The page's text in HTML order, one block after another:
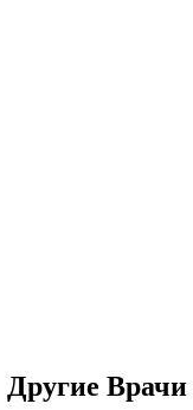
Другие